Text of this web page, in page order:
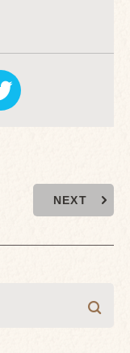
NEXT